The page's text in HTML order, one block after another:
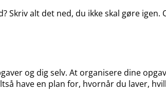
alt det ned, du ikke skal gøre igen.
og dig selv. At organisere dine
have en plan for, hvornår du laver,